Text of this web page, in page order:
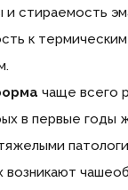
и стираемость
к
чаще всего
в первые годы
возникают